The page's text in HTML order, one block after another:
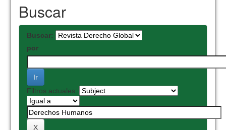
Buscar
Buscar:
por
Filtros actuales: